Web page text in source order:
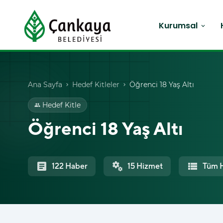
Kurumsal expand_more
Ana Sayfa chevron_right Hedef Kitleler chevron_right Öğrenci 18 Yaş Altı
group Hedef Kitle
Öğrenci 18 Yaş Altı
article 122 Haber miscellaneous_services 15 Hizmet view_list Tüm